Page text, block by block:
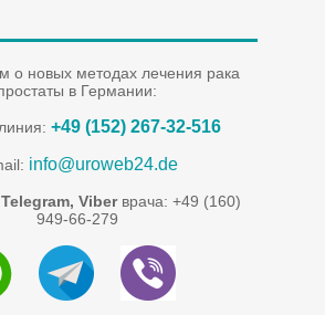
о новых методах лечения рака
в Германии:
+49 (152) 267-32-516
info@uroweb24.de
Viberврача: +49 (160)
949-66-279